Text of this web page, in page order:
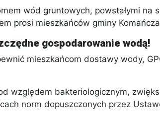
wód gruntowych, powstałymi na
prosi mieszkańców gminy
gospodarowanie wodą!
mieszkańcom dostawy wody,
względem bakteriologicznym,
norm dopuszczonych przez